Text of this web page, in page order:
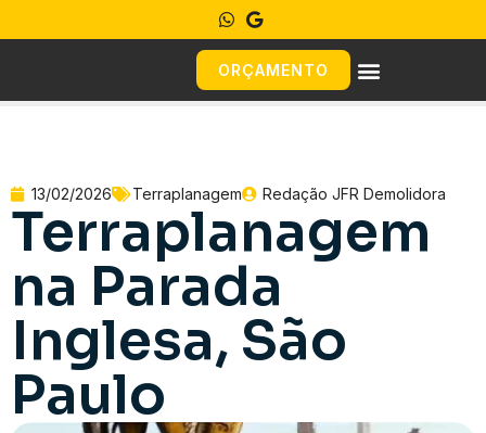
ORÇAMENTO
13/02/2026 Terraplanagem Redação JFR Demolidora
Terraplanagem
na Parada
Inglesa, São
Paulo